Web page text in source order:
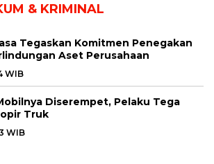
& KRIMINAL
Tegaskan Komitmen Penegakan
Aset Perusahaan
WIB
Diserempet, Pelaku Tega
Truk
WIB